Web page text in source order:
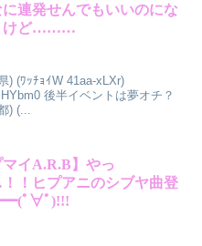
に連発せんでもいいのにな
けど………
) (ﾜｯﾁｮｲW 41aa-xLXr)
後半イベントは夢オチ？
) (...
マイA.R.B】やっ
！ヒプアニのシブヤ曲登
ﾟ∀ﾟ)!!!